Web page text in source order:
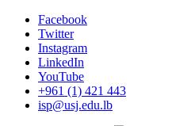
Facebook
Twitter
Instagram
LinkedIn
YouTube
+961 (1) 421 443
isp@usj.edu.lb